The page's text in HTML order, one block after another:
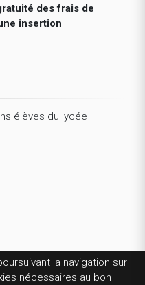
la navigation sur
nécessaires au bon
des frais de
insertion
élèves du lycée